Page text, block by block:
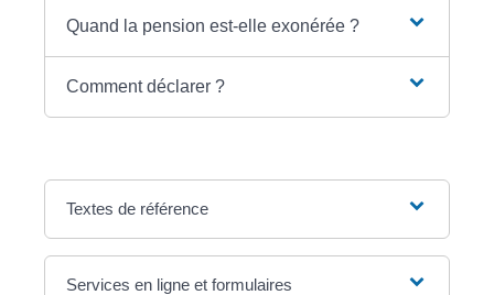
Quand la pension est-elle exonérée ?
Comment déclarer ?
Textes de référence
Services en ligne et formulaires